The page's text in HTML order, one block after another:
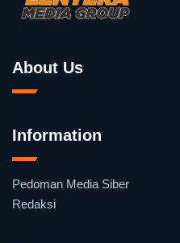
About Us
Information
Pedoman Media Siber
Redaksi